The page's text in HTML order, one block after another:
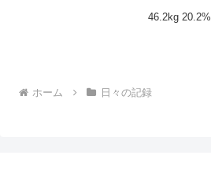
46.2kg 20.2%
ホーム 日々の記録